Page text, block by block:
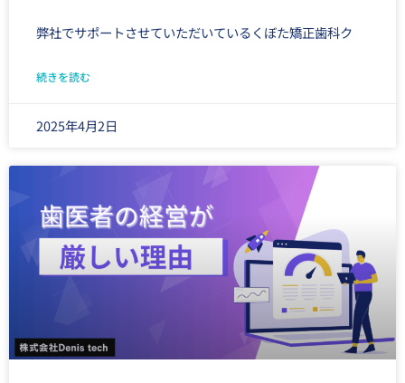
弊社でサポートさせていただいているくぼた矯正歯科ク
続きを読む
2025年4月2日